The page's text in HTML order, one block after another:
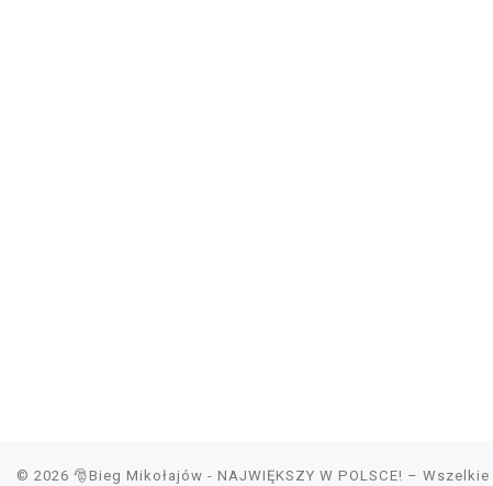
© 2026 🎅Bieg Mikołajów - NAJWIĘKSZY W POLSCE! –